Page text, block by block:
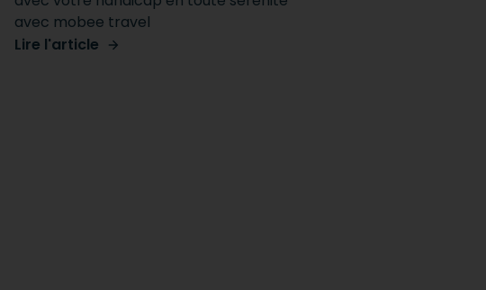
avec mobee travel
Lire l'article